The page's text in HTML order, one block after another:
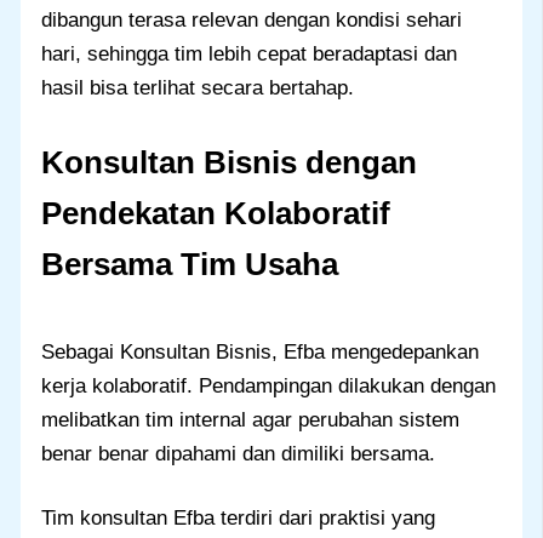
dibangun terasa relevan dengan kondisi sehari
hari, sehingga tim lebih cepat beradaptasi dan
hasil bisa terlihat secara bertahap.
Konsultan Bisnis dengan
Pendekatan Kolaboratif
Bersama Tim Usaha
Sebagai Konsultan Bisnis, Efba mengedepankan
kerja kolaboratif. Pendampingan dilakukan dengan
melibatkan tim internal agar perubahan sistem
benar benar dipahami dan dimiliki bersama.
Tim konsultan Efba terdiri dari praktisi yang